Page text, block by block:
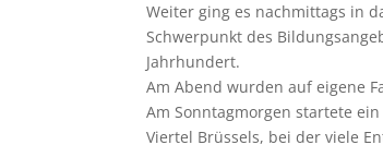
Weiter ging es nachmittags in
Schwerpunkt des
Jahrhundert.
Am Abend wurden auf eigene
Am Sonntagmorgen startete
Viertel Brüssels, bei der viele